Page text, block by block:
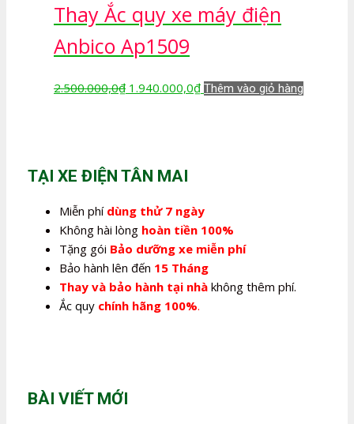
2.700.000,0₫.là:
2.240.000,0₫.
Thay Ắc quy xe máy điện
Anbico Ap1509
2.500.000,0₫ Giá
1.940.000,0₫Giá
Thêm vào giỏ hàng
TẠI XE ĐIỆN TÂN MAI
Miễn phí dùng thử 7 ngày
Không hài lòng hoàn tiền 100%
Tặng gói Bảo dưỡng xe miễn phí
Bảo hành lên đến 15 Tháng
Thay và bảo hành tại nhà không thêm phí.
Ắc quy chính hãng 100%.
BÀI VIẾT MỚI